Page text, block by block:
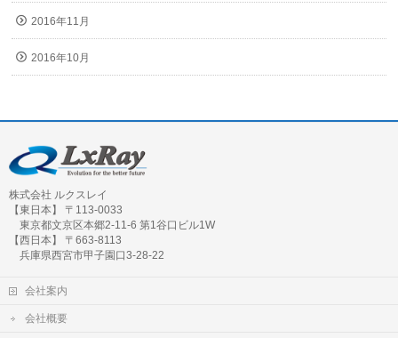
2016年11月
2016年10月
株式会社 ルクスレイ
【東日本】 〒113-0033
東京都文京区本郷2-11-6 第1谷口ビル1W
【西日本】 〒663-8113
兵庫県西宮市甲子園口3-28-22
会社案内
会社概要